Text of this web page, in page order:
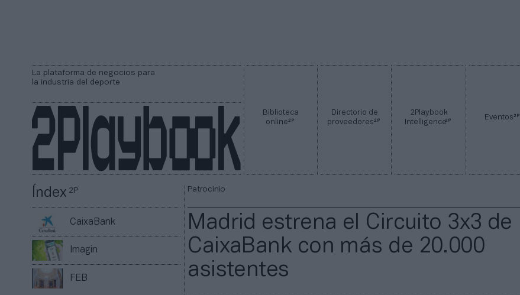
La plataforma de negocios para
la industria del deporte
Biblioteca
online2P
Directorio de
proveedores2P
2Playbook
Intelligence2P Eventos2P
Índex2P
CaixaBank
Imagin
FEB
Patrocinio
Madrid estrena el Circuito 3x3 de
CaixaBank con más de 20.000
asistentes